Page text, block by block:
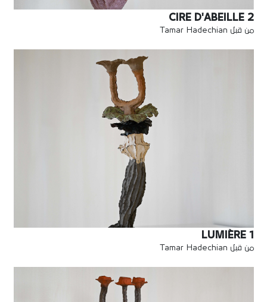
CIRE D'ABEILLE 2
من قبل Tamar Hadechian
LUMIÈRE 1
من قبل Tamar Hadechian